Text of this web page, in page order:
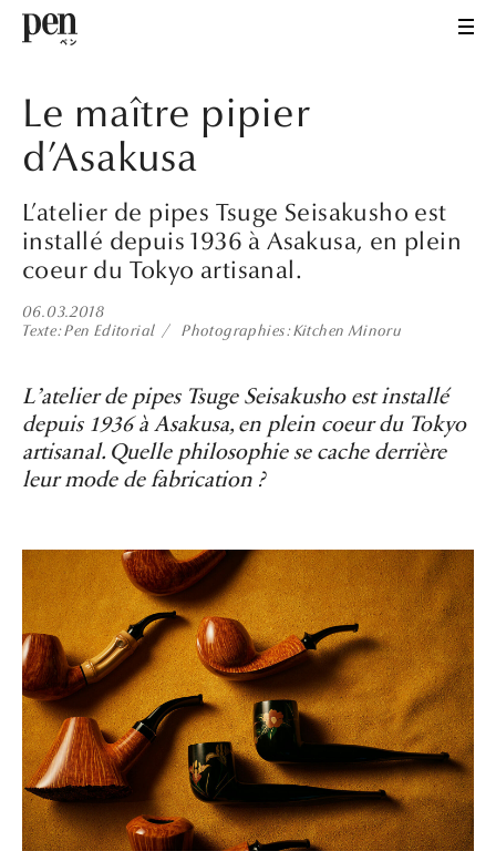
Le maître pipier
d’Asakusa
L’atelier de pipes Tsuge Seisakusho est
installé depuis 1936 à Asakusa, en plein
coeur du Tokyo artisanal.
06.03.2018
Texte Pen Editorial Photographies Kitchen Minoru
L’atelier de pipes Tsuge Seisakusho est installé
depuis 1936 à Asakusa, en plein coeur du Tokyo
artisanal. Quelle philosophie se cache derrière
leur mode de fabrication ?